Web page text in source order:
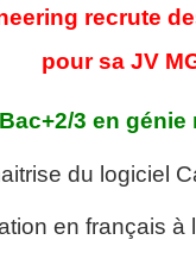
recrute
pour sa JV
3 en génie
du logiciel
en français à